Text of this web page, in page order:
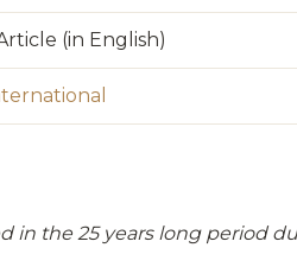
(in English)
in the 25 years long period